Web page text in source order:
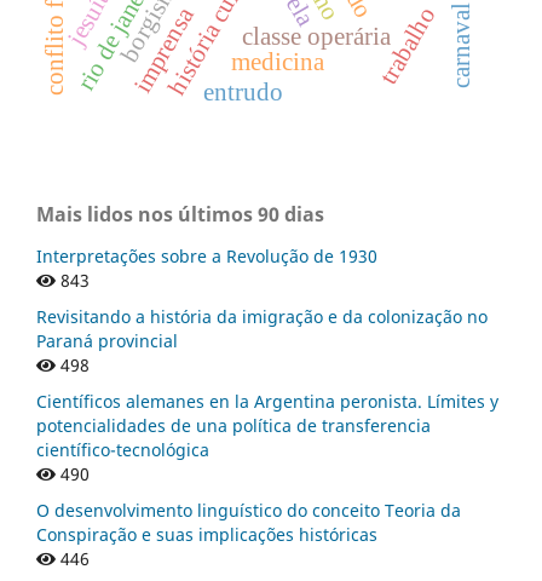
classe operáriatrabalho
rio de janeiro medicina carnaval
entrudo
imprensa
Mais lidos nos últimos 90 dias
Interpretações sobre a Revolução de 1930
843
Revisitando a história da imigração e da colonização no
Paraná provincial
498
Científicos alemanes en la Argentina peronista. Límites y
potencialidades de una política de transferencia
científico-tecnológica
490
O desenvolvimento linguístico do conceito Teoria da
Conspiração e suas implicações históricas
446